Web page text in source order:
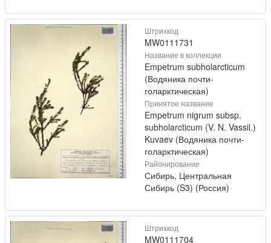
Штрихкод
MW0111731
Название в коллекции
Empetrum subholarcticum
(Водяника почти-
голарктическая)
Принятое название
Empetrum nigrum subsp.
subholarcticum (V. N. Vassil.)
Kuvaev (Водяника почти-
голарктическая)
Районирование
Сибирь, Центральная
Сибирь (S3) (Россия)
Штрихкод
MW0111704